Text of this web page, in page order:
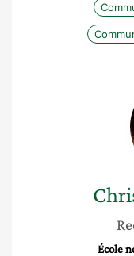
École